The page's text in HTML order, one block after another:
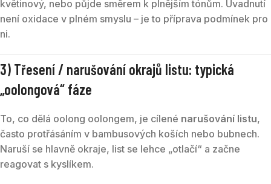
květinový, nebo půjde směrem k plnějším tónům. Uvadnutí
není oxidace v plném smyslu – je to příprava podmínek pro
ni.
3) Třesení / narušování okrajů listu: typická
„oolongová“ fáze
To, co dělá oolong oolongem, je cílené narušování listu,
často protřásáním v bambusových koších nebo bubnech.
Naruší se hlavně okraje, list se lehce „otlačí“ a začne
reagovat s kyslíkem.